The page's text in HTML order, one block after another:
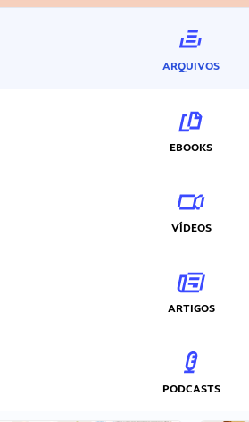
ARQUIVOS
EBOOKS
VÍDEOS
ARTIGOS
PODCASTS